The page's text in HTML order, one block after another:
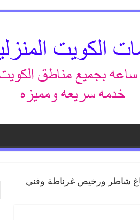
66405052 صباغ شاطر ورخيص غرناطة وفني